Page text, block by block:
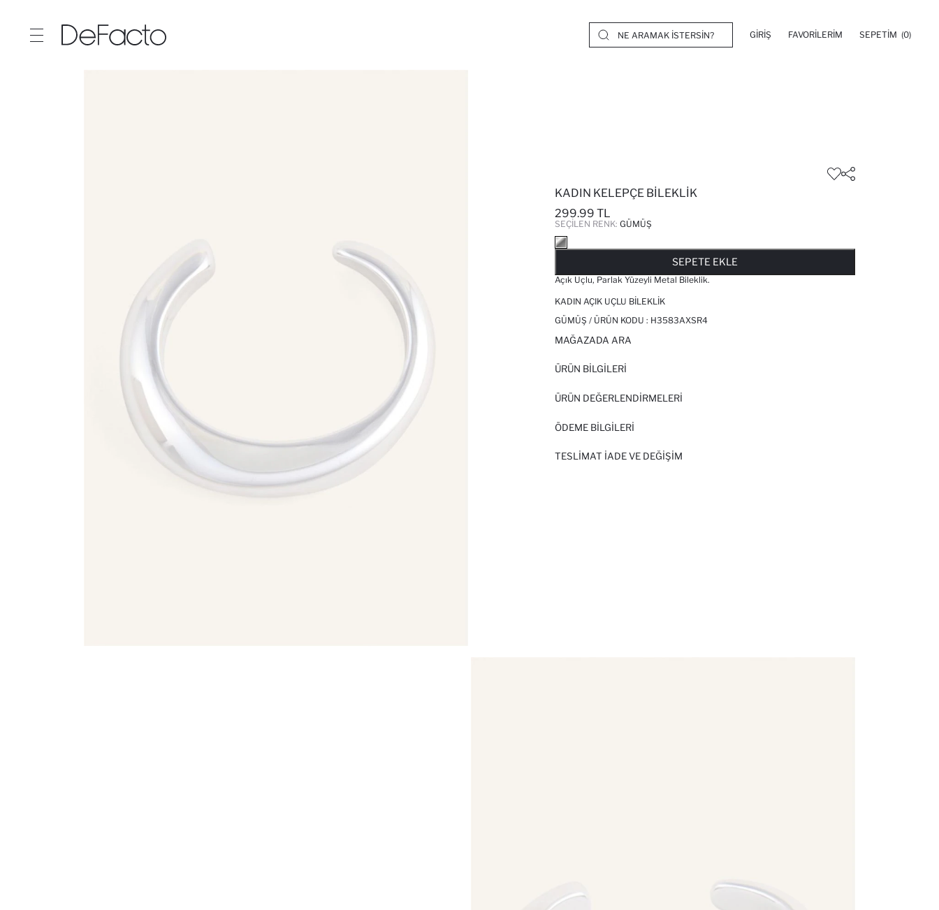
GIRIŞ FAVORILERIM SEPETIM (0)
KADIN KELEPÇE BILEKLIK
299.99 TL
SEÇILEN RENK: GÜMÜŞ
SEPETE EKLE
Açık Uçlu, Parlak Yüzeyli Metal Bileklik.
KADIN AÇIK UÇLU BILEKLIK
GÜMÜŞ / ÜRÜN KODU : H3583AXSR4
MAĞAZADA ARA
ÜRÜN BILGILERI
ÜRÜN DEĞERLENDİRMELERİ
ÖDEME BİLGİLERİ
TESLIMAT İADE VE DEĞIŞIM